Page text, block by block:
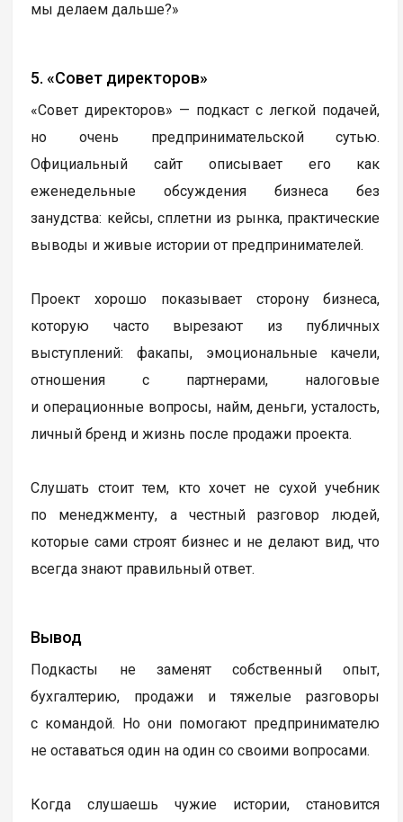
мы делаем дальше?»
5. «Совет директоров»
«Совет директоров» — подкаст с легкой подачей,
но очень предпринимательской сутью.
Официальный сайт описывает его как
еженедельные обсуждения бизнеса без
занудства: кейсы, сплетни из рынка, практические
выводы и живые истории от предпринимателей.
Проект хорошо показывает сторону бизнеса,
которую часто вырезают из публичных
выступлений: факапы, эмоциональные качели,
отношения с партнерами, налоговые
и операционные вопросы, найм, деньги, усталость,
личный бренд и жизнь после продажи проекта.
Слушать стоит тем, кто хочет не сухой учебник
по менеджменту, а честный разговор людей,
которые сами строят бизнес и не делают вид, что
всегда знают правильный ответ.
Вывод
Подкасты не заменят собственный опыт,
бухгалтерию, продажи и тяжелые разговоры
с командой. Но они помогают предпринимателю
не оставаться один на один со своими вопросами.
Когда слушаешь чужие истории, становится